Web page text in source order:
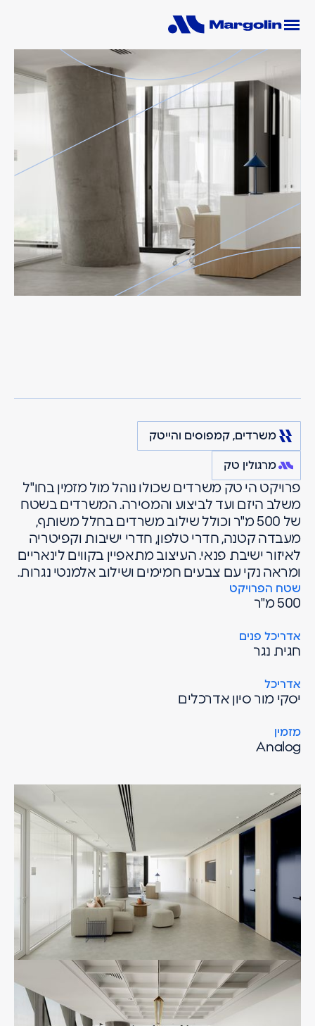
משרדים, קמפוסים והייטק
מרגולין טק
פרויקט הי טק משרדים שכולו נוהל מול מזמין בחו"ל
משלב היזם ועד לביצוע והמסירה. המשרדים בשטח
של 500 מ"ר וכולל שילוב משרדים בחלל משותף,
מעבדה קטנה, חדרי טלפון, חדרי ישיבות וקפיטריה
לאיזור ישיבת פנאי. העיצוב מתאפיין בקווים לינאריים
ומראה נקי עם צבעים חמימים ושילוב אלמנטי נגרות.
מזמין
Analog
אדריכל
יסקי מור סיון אדרכלים
אדריכל פנים
חגית נגר
שטח הפרויקט
500 מ"ר